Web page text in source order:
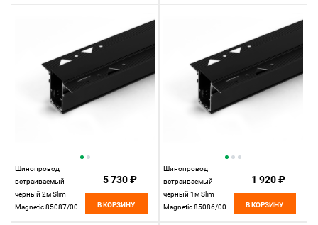
Шинопровод
встраиваемый
черный 2м Slim
Magnetic 85087/00
5 730 ₽
В КОРЗИНУ
Шинопровод
встраиваемый
черный 1м Slim
Magnetic 85086/00
1 920 ₽
В КОРЗИНУ